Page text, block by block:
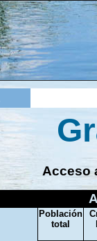
Acceso
Población
total